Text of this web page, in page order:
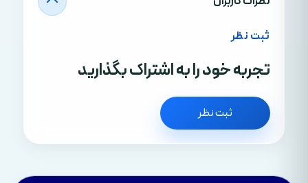
ثبت نظر
تجربه خود را به اشتراک بگذارید
ثبت نظر